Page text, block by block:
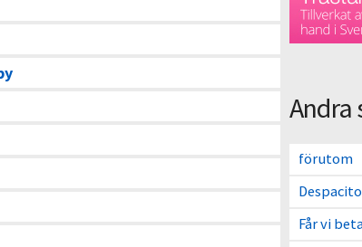
Andra
förutom
Despacito
Får vi